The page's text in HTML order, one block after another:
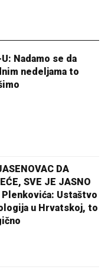
Nadamo se da
nedeljama to
DA
SVE JE JASNO
Ustaštvo
u Hrvatskoj, to